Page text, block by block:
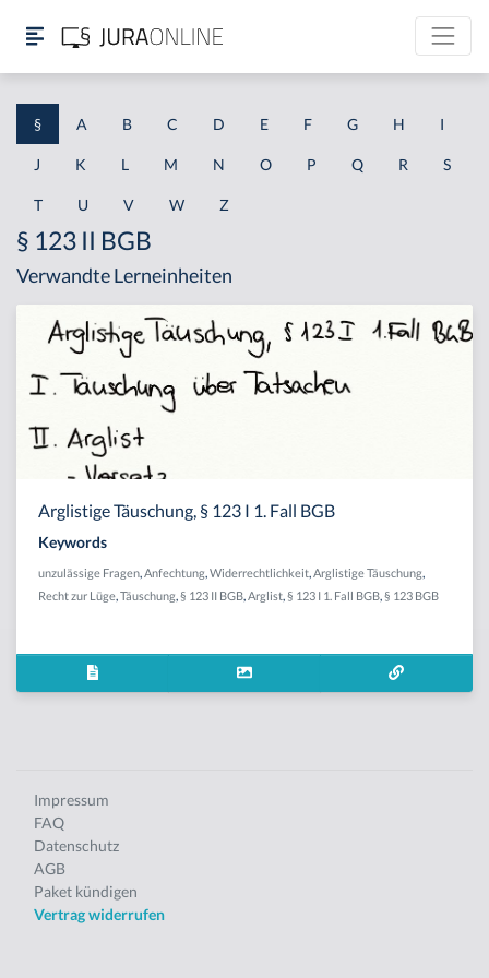
§ A B C D E F G H I
J K L M N O P Q R S
T U V W Z
§ 123 II BGB
Verwandte Lerneinheiten
Arglistige Täuschung, § 123 I 1. Fall BGB
Keywords
unzulässige Fragen Anfechtung Widerrechtlichkeit Arglistige Täuschung
Recht zur Lüge Täuschung § 123 II BGB Arglist § 123 I 1. Fall BGB § 123 BGB
Impressum
FAQ
Datenschutz
AGB
Paket kündigen
Vertrag widerrufen